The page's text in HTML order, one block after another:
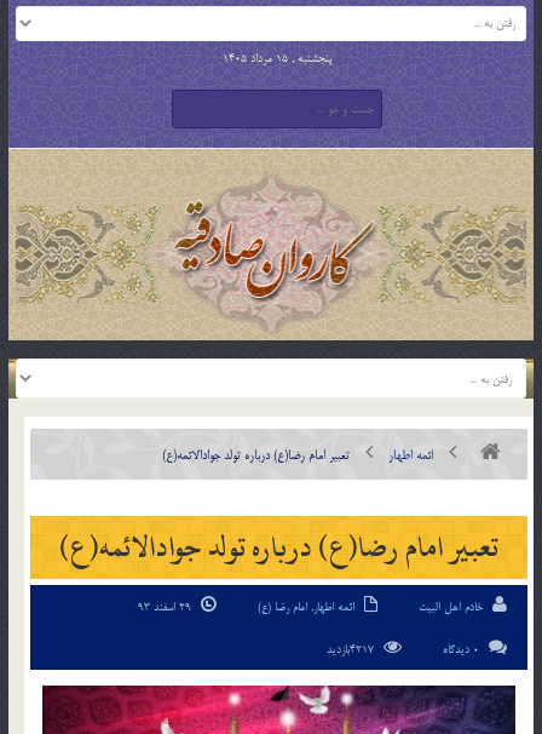
پنجشنبه , 15 مرداد 1405
ائمه اطهار تعبیر امام رضا(ع) درباره تولد جوادالائمه(ع)
تعبیر امام رضا(ع) درباره تولد جوادالائمه(ع)
خادم اهل البیت ائمه اطهار, امام رضا (ع)
0 دیدگاه